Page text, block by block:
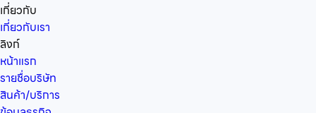
เกี่ยวกับ
เกี่ยวกับเรา
ลิงก์
หน้าแรก
รายชื่อบริษัท
สินค้า/บริการ